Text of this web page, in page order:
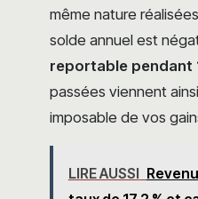
même nature
solde annuel est
reportable pendant
passées viennent
imposable de vos
LIRE AUSSI